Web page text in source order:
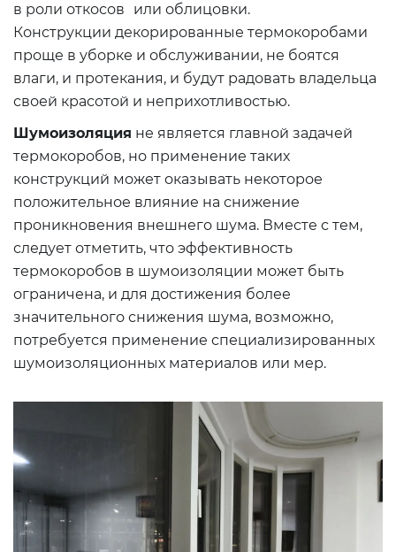
в роли откосов или облицовки.
Конструкции декорированные термокоробами
проще в уборке и обслуживании, не боятся
влаги, и протекания, и будут радовать владельца
своей красотой и неприхотливостью.
Шумоизоляция не является главной задачей
термокоробов, но применение таких
конструкций может оказывать некоторое
положительное влияние на снижение
проникновения внешнего шума. Вместе с тем,
следует отметить, что эффективность
термокоробов в шумоизоляции может быть
ограничена, и для достижения более
значительного снижения шума, возможно,
потребуется применение специализированных
шумоизоляционных материалов или мер.